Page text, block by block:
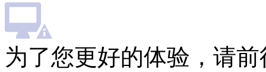
为了您更好的体验，请